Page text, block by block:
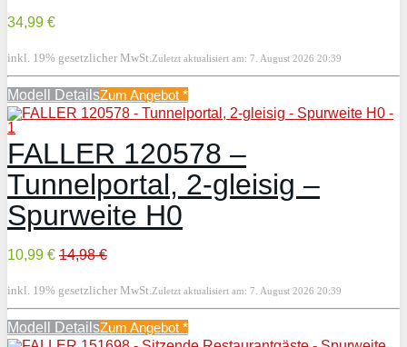
34,99 €
inkl. 19% gesetzlicher MwSt. Zuletzt aktualisiert am: 7. August 2026 20:39
Modell DetailsZum Angebot *
FALLER 120578 –
Tunnelportal, 2-gleisig –
Spurweite H0
10,99 € 14,98 €
inkl. 19% gesetzlicher MwSt. Zuletzt aktualisiert am: 7. August 2026 20:39
Modell DetailsZum Angebot *